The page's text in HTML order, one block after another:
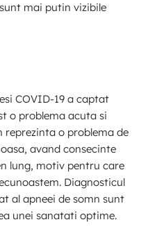
mai putin vizibile
COVID-19 a captat
o problema acuta si
reprezinta o problema de
avand consecinte
lung, motiv pentru care
Diagnosticul
al apneei de somn sunt
unei sanatati optime.